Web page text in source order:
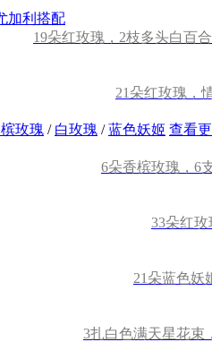
19朵红玫瑰，2枝多头白百
21朵红玫瑰，
玫瑰 / 白玫瑰 /蓝色妖姬 查看
6朵香槟玫瑰，6
33朵红
21朵蓝色妖
3扎白色满天星花束